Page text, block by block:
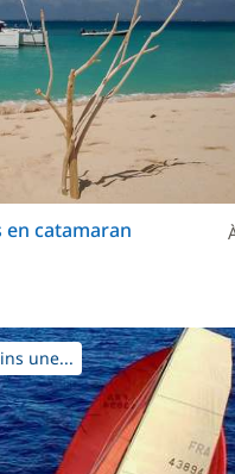
en catamaran
une...